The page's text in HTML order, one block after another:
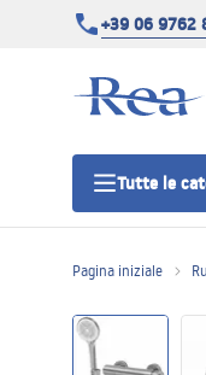
+39 06 9762
Tutte le
Porte
Pagina iniziale